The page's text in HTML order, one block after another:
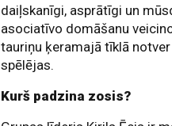
daiļskanīgi, asprātīgi un
asociatīvo domāšanu
tauriņu ķeramajā tīklā
spēlējas.
Kurš padzina zosis?